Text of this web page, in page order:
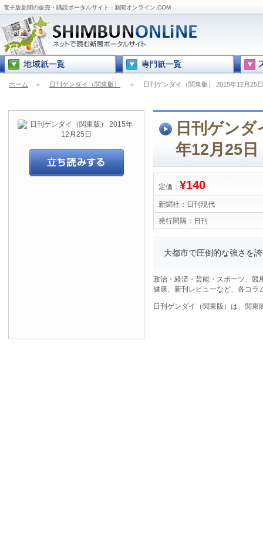
電子版新聞の販売・購読ポータルサイト - 新聞オンライン.COM
ホーム ＞ 日刊ゲンダイ（関東版） ＞ 日刊ゲンダイ（関東版） 2015年12月25日
日刊ゲン
年12月25日
定価： ¥140
新聞社： 日刊現代
発行間隔： 日刊
大都市で圧倒的な強さを
政治・経済・芸能・スポーツ、競
健康、新刊レビューなど、各コラ
日刊ゲンダイ（関東版）は、関